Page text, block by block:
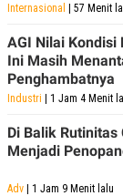
Internasional | 57 Menit
AGI Nilai Kondisi
Ini Masih
Penghambatnya
Industri | 1 Jam 4 Menit
Di Balik Rutinitas
Menjadi
Adv | 1 Jam 9 Menit lalu